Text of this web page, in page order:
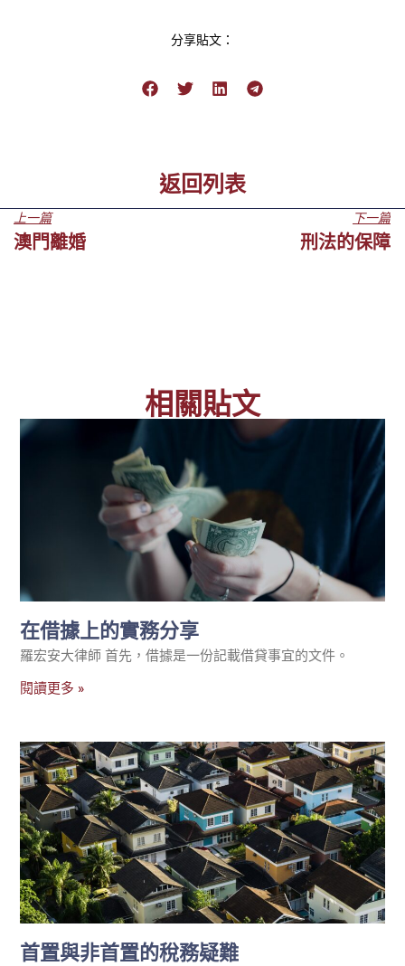
分享貼文：
返回列表
上一篇
澳門離婚
下一篇
刑法的保障
相關貼文
在借據上的實務分享
羅宏安大律師 首先，借據是一份記載借貸事宜的文件。
閱讀更多 »
首置與非首置的稅務疑難